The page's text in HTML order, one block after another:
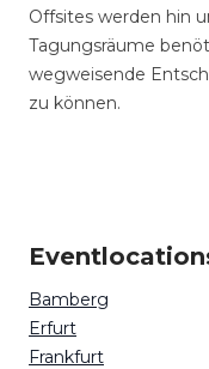
Offsites werden hin
Tagungsräume
wegweisende
zu können.
Bamberg
Erfurt
Frankfurt